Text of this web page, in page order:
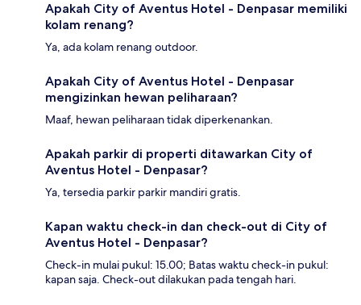
Apakah City of Aventus Hotel - Denpasar memiliki
kolam renang?
Ya, ada kolam renang outdoor.
Apakah City of Aventus Hotel - Denpasar
mengizinkan hewan peliharaan?
Maaf, hewan peliharaan tidak diperkenankan.
Apakah parkir di properti ditawarkan City of
Aventus Hotel - Denpasar?
Ya, tersedia parkir parkir mandiri gratis.
Kapan waktu check-in dan check-out di City of
Aventus Hotel - Denpasar?
Check-in mulai pukul: 15.00; Batas waktu check-in pukul:
kapan saja. Check-out dilakukan pada tengah hari.